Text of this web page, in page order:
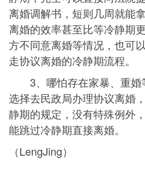
离婚调解书，短则几周就能
离婚的效率甚至比等冷静期
方不同意离婚等情况，也可
走协议离婚的冷静期流程。
3、哪怕存在家暴、重婚
选择去民政局办理协议离婚
静期的规定，没有特殊例外
能跳过冷静期直接离婚。
（LengJing）